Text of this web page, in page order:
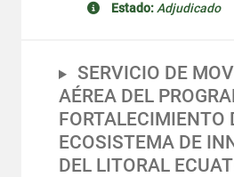
Estado: Adjudicado
SERVICIO DE
AÉREA DEL
FORTALECIMIENTO
ECOSISTEMA DE
DEL LITORAL